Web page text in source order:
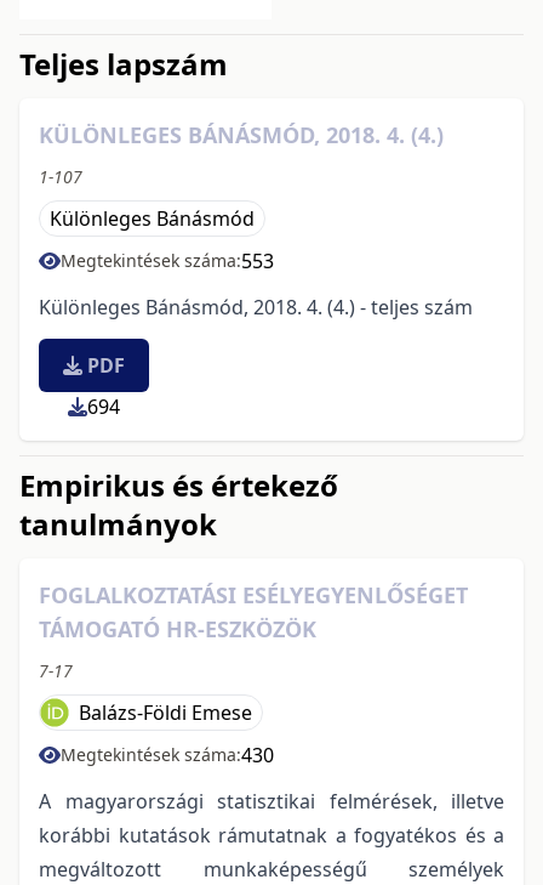
Teljes lapszám
KÜLÖNLEGES BÁNÁSMÓD, 2018. 4. (4.)
1-107
Különleges Bánásmód
Megtekintések száma:553
Különleges Bánásmód, 2018. 4. (4.) - teljes szám
PDF
694
Empirikus és értekező
tanulmányok
FOGLALKOZTATÁSI ESÉLYEGYENLŐSÉGET
TÁMOGATÓ HR-ESZKÖZÖK
7-17
Balázs-Földi Emese
Megtekintések száma:430
A magyarországi statisztikai felmérések, illetve
korábbi kutatások rámutatnak a fogyatékos és a
megváltozott munkaképességű személyek